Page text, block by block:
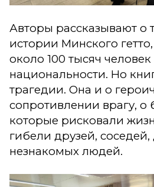
Авторы рассказывают о
истории Минского
около 100 тысяч
национальности. Но
трагедии. Она и о
сопротивлении врагу, о
которые рисковали
гибели друзей,
незнакомых людей.